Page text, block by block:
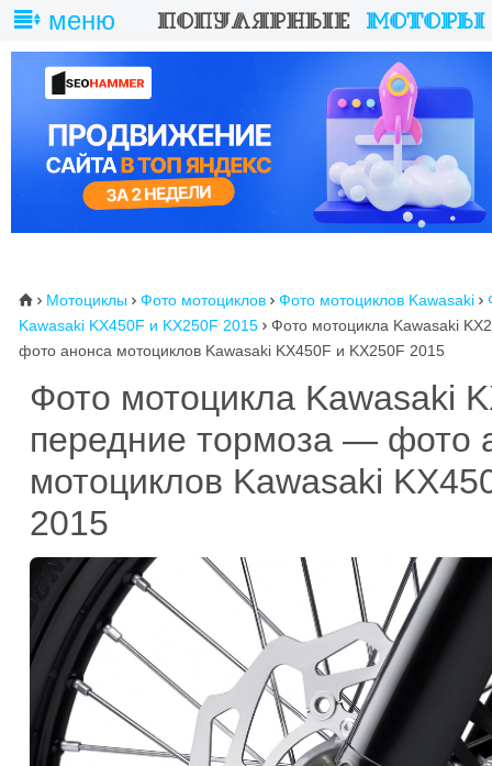
меню
⌂  Мотоциклы  Фото мотоциклов  Фото мотоциклов Kawasaki 
Kawasaki KX450F и KX250F 2015  Фото мотоцикла Kawasaki
фото анонса мотоциклов Kawasaki KX450F и KX250F 2015
Фото мотоцикла Kawasaki
передние тормоза — фото
мотоциклов Kawasaki
2015